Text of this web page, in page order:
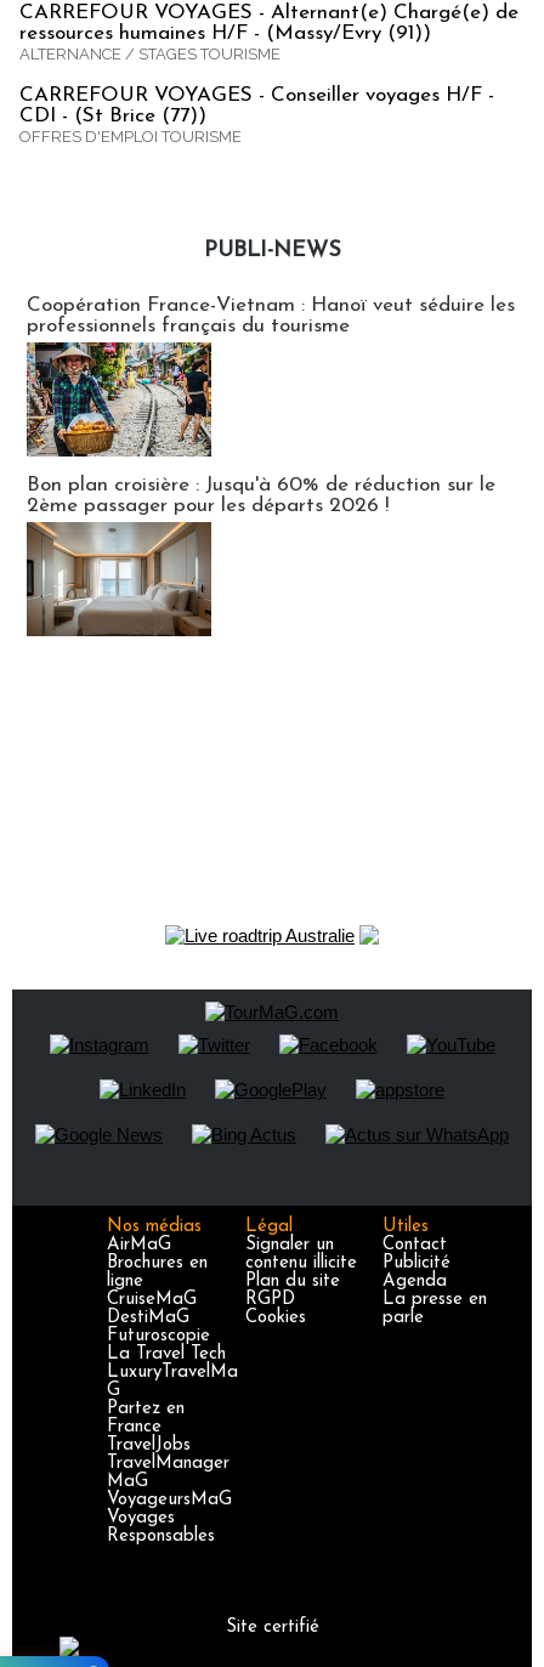
CARREFOUR VOYAGES - Alternant(e) Chargé(e) de
ressources humaines H/F - (Massy/Evry (91))
ALTERNANCE / STAGES TOURISME
CARREFOUR VOYAGES - Conseiller voyages H/F -
CDI - (St Brice (77))
OFFRES D'EMPLOI TOURISME
PUBLI-NEWS
Coopération France-Vietnam : Hanoï veut séduire les
professionnels français du tourisme
Bon plan croisière : Jusqu'à 60% de réduction sur le
2ème passager pour les départs 2026 !
Nos médias
AirMaG
Brochures en
ligne
CruiseMaG
DestiMaG
Futuroscopie
La Travel Tech
LuxuryTravelMa
G
Partez en
France
TravelJobs
TravelManager
MaG
VoyageursMaG
Voyages
Responsables
Légal
Signaler un
contenu illicite
Plan du site
RGPD
Cookies
Utiles
Contact
Publicité
Agenda
La presse en
parle
Site certifié